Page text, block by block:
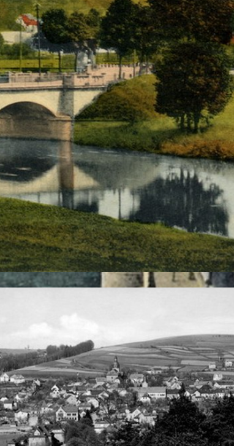
abgefragte Pflichtangaben sind vollständig
Gründen, informieren wir Sie per E-
eingegebenen Daten erfolgt auf Grundlage
Widerruf genügt eine formlose Mitteilung
Daten während des Zeitraums, den Sie
bleiben unberührt.
nutzt unsere Website Plugins von
Plugin wird eine Verbindung zu den
persönlichen Profil zuzuordnen, sollten Sie
einer ansprechenden Darstellung unserer
Sie in der Datenschutzerklärung von
sind kleine Textdateien, die Ihr
machen.
Cookies werden nach Ende Ihrer